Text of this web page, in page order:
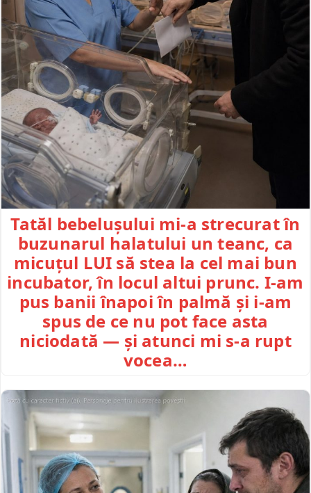
Tatăl bebelușului mi-a strecurat în
buzunarul halatului un teanc, ca
micuțul LUI să stea la cel mai bun
incubator, în locul altui prunc. I-am
pus banii înapoi în palmă și i-am
spus de ce nu pot face asta
niciodată — și atunci mi s-a rupt
vocea…